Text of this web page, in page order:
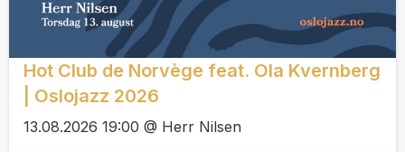
Hot Club de Norvège feat. Ola Kvernberg
| Oslojazz 2026
13.08.2026 19:00 @ Herr Nilsen